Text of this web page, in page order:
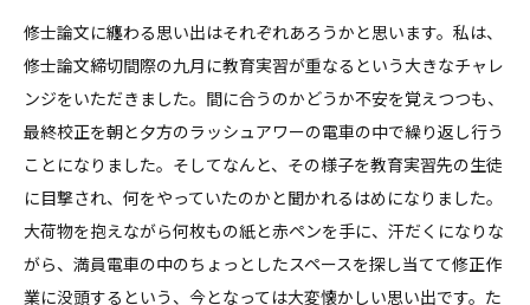
修士論文に纏わる思い出はそれぞれあろうかと思います。私は、
修士論文締切間際の九月に教育実習が重なるという大きなチャレ
ンジをいただきました。間に合うのかどうか不安を覚えつつも、
最終校正を朝と夕方のラッシュアワーの電車の中で繰り返し行う
ことになりました。そしてなんと、その様子を教育実習先の生徒
に目撃され、何をやっていたのかと聞かれるはめになりました。
大荷物を抱えながら何枚もの紙と赤ペンを手に、汗だくになりな
がら、満員電車の中のちょっとしたスペースを探し当てて修正作
業に没頭するという、今となっては大変懐かしい思い出です。た